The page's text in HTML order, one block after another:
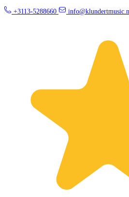
+3113-5288660